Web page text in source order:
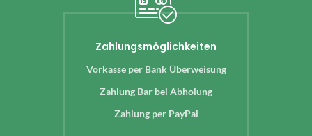
Zahlungsmöglichkeiten
Vorkasse per Bank Überweisung
Zahlung Bar bei Abholung
Zahlung per PayPal